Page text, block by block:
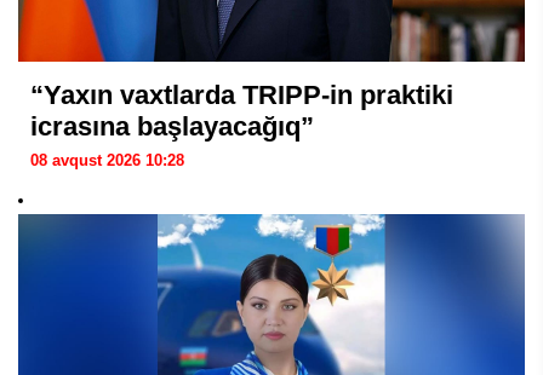
“Yaxın vaxtlarda TRIPP-in praktiki
icrasına başlayacağıq”
08 avqust 2026 10:28